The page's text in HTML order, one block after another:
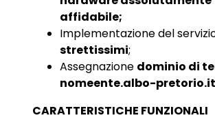
affidabile;
Implementazione del
strettissimi;
Assegnazione dominio di
nomeente.albo-
CARATTERISTICHE FUNZIONALI